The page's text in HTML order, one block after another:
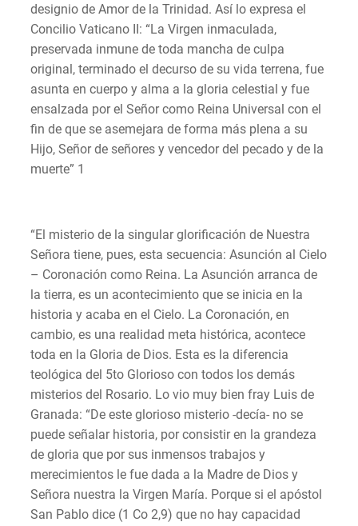
designio de Amor de la Trinidad. Así lo expresa el
Concilio Vaticano II: “La Virgen inmaculada,
preservada inmune de toda mancha de culpa
original, terminado el decurso de su vida terrena, fue
asunta en cuerpo y alma a la gloria celestial y fue
ensalzada por el Señor como Reina Universal con el
fin de que se asemejara de forma más plena a su
Hijo, Señor de señores y vencedor del pecado y de la
muerte” 1
“El misterio de la singular glorificación de Nuestra
Señora tiene, pues, esta secuencia: Asunción al Cielo
– Coronación como Reina. La Asunción arranca de
la tierra, es un acontecimiento que se inicia en la
historia y acaba en el Cielo. La Coronación, en
cambio, es una realidad meta histórica, acontece
toda en la Gloria de Dios. Esta es la diferencia
teológica del 5to Glorioso con todos los demás
misterios del Rosario. Lo vio muy bien fray Luis de
Granada: “De este glorioso misterio -decía- no se
puede señalar historia, por consistir en la grandeza
de gloria que por sus inmensos trabajos y
merecimientos le fue dada a la Madre de Dios y
Señora nuestra la Virgen María. Porque si el apóstol
San Pablo dice (1 Co 2,9) que no hay capacidad